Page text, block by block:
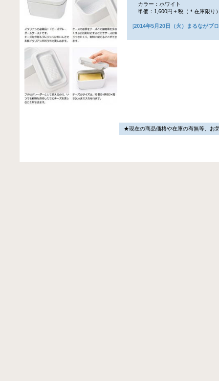
カラー：ホワイト
単価：1,600円＋税（＊在庫限り
[2014年5月20日（火）まるながブ
★現在の商品価格や在庫の有無等、お